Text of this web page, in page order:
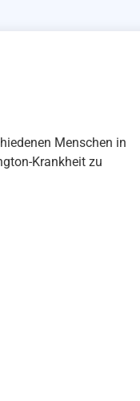
Menschen in
Krankheit zu